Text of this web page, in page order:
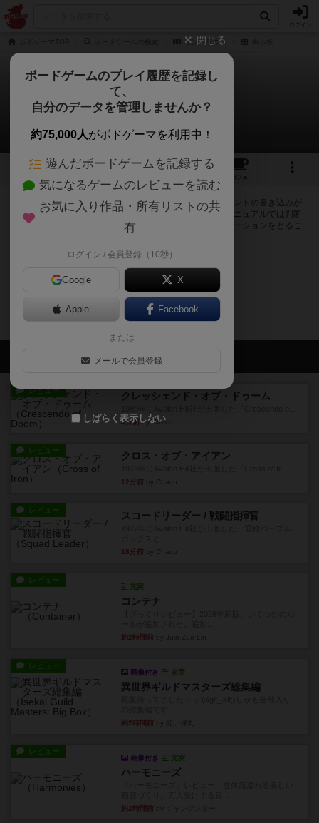
インペリウム
インペリウム
0件の掲示板
9 2
カフェ
ログインするとインペリウムに関する掲示板の作成やコメントの書き込みが
出来るようになります。ルールの疑問やエラッタ情報、マニュアルでは判断
し辛い曖昧な表記等について会員同士で自由にコミュニケーションをとるこ
ログイン/無料会員登録
インペリウムのトップに戻る
会員の新しい投稿
レビュー クレッシェンド・オブ・ドゥーム
4分前by Chaco
レビュー クロス・オブ・アイアン
12分前
レビュー スコードリーダー / 戦闘指揮官
18分前
レビュー
充実
コンテナ
約2時間前
レビュー
画像付き 充実
異世界ギルドマスターズ総集編
約2時間前
レビュー
画像付き 充実
ハーモニーズ
約2時間前
閉じる
ボードゲームのプレイ履歴を記録し
て、
自分のデータを管理しませんか？
約75,000人がボドゲーマを利用中！
遊んだボードゲームを記録する
気になるゲームのレビューを読む
お気に入り作品・所有リストの共
有
ログイン / 会員登録（10秒）
Google X
Apple Facebook
または
メールで会員登録
しばらく表示しない